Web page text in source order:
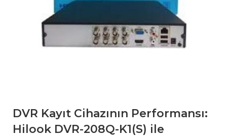
DVR Kayıt Cihazının Performansı:
Hilook DVR-208Q-K1(S) ile